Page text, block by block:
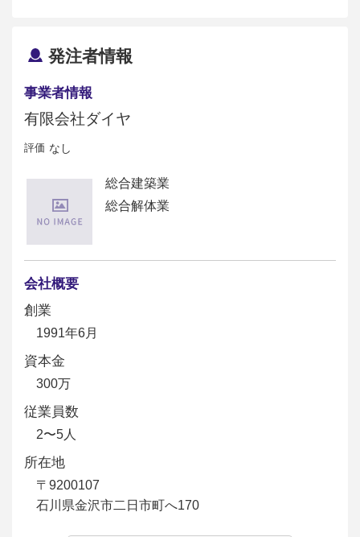
発注者情報
事業者情報
有限会社ダイヤ
評価 なし
総合建築業
総合解体業
会社概要
創業
1991年6月
資本金
300万
従業員数
2〜5人
所在地
〒9200107
石川県金沢市二日市町へ170